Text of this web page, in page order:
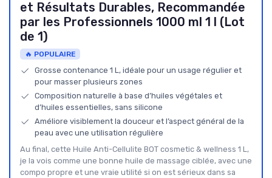
et Résultats Durables, Recommandée
par les Professionnels 1000 ml 1 l (Lot
de 1)
🔥 POPULAIRE
Grosse contenance 1 L, idéale pour un usage régulier et
pour masser plusieurs zones
Composition naturelle à base d’huiles végétales et
d’huiles essentielles, sans silicone
Améliore visiblement la douceur et l’aspect général de la
peau avec une utilisation régulière
Au final, cette Huile Anti-Cellulite BOT cosmetic & wellness 1 L,
je la vois comme une bonne huile de massage ciblée, avec une
compo propre et une vraie utilité si on est sérieux dans sa